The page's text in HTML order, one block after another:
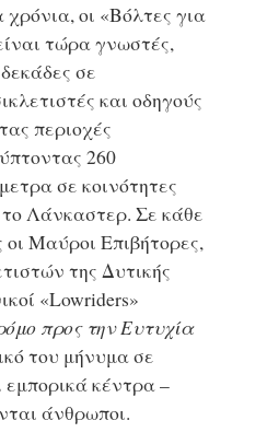
οι «Βόλτες για
τώρα γνωστές,
σε
και οδηγούς
περιοχές
260
σε κοινότητες
Λάνκαστερ. Σε κάθε
Μαύροι Επιβήτορες,
της Δυτικής
«Lowriders»
προς την Ευτυχία
του μήνυμα σε
κέντρα –
άνθρωποι.